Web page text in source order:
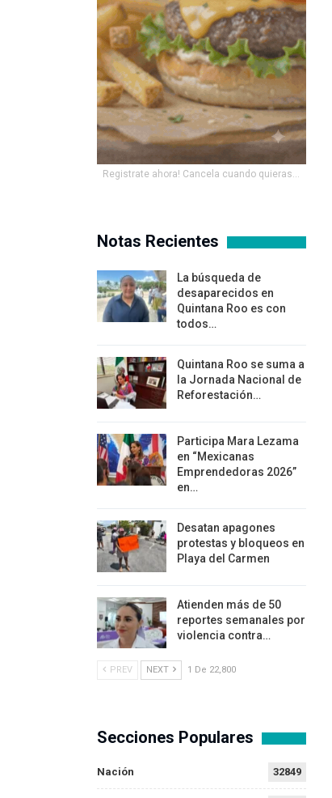
Registrate ahora! Cancela cuando quieras...
Notas Recientes
La búsqueda de
desaparecidos en
Quintana Roo es con
todos…
Quintana Roo se suma a
la Jornada Nacional de
Reforestación…
Participa Mara Lezama
en “Mexicanas
Emprendedoras 2026”
en…
Desatan apagones
protestas y bloqueos en
Playa del Carmen
Atienden más de 50
reportes semanales por
violencia contra…
PREV NEXT 1 De 22,800
Secciones Populares
Nación 32849